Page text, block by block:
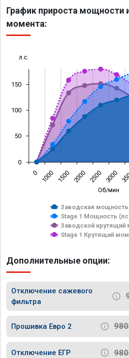
График прироста мощности
момента:
Об/мин
л.с.
Заводская мощность
Stage 1 Мощность
Заводской
Stage 1 Крутящий
0 1000 1500 2000 2500 3000
0
50
100
150
Дополнительные опции:
Отключение сажевого
фильтра
Прошивка Евро 2
Отключение ЕГР